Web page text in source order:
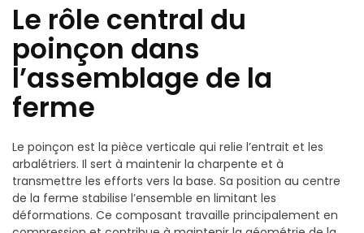
Le rôle central du
poinçon dans
l’assemblage de la
ferme
Le poinçon est la pièce verticale qui relie l’entrait et les
arbalétriers. Il sert à maintenir la charpente et à
transmettre les efforts vers la base. Sa position au centre
de la ferme stabilise l’ensemble en limitant les
déformations. Ce composant travaille principalement en